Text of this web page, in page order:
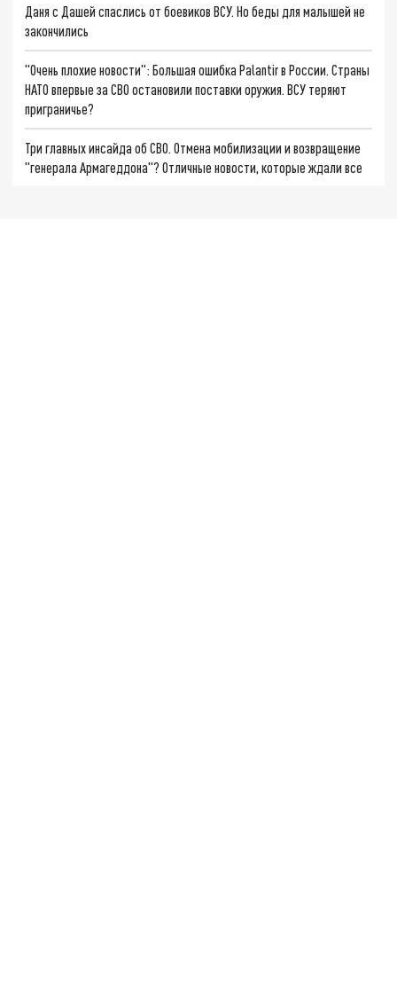
Даня с Дашей спаслись от боевиков ВСУ. Но беды для малышей не
закончились
"Очень плохие новости": Большая ошибка Palantir в России. Страны
НАТО впервые за СВО остановили поставки оружия. ВСУ теряют
приграничье?
Три главных инсайда об СВО. Отмена мобилизации и возвращение
"генерала Армагеддона"? Отличные новости, которые ждали все